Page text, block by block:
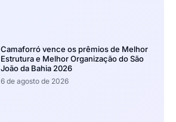
Camaforró vence os prêmios de Melhor
Estrutura e Melhor Organização do São
João da Bahia 2026
6 de agosto de 2026